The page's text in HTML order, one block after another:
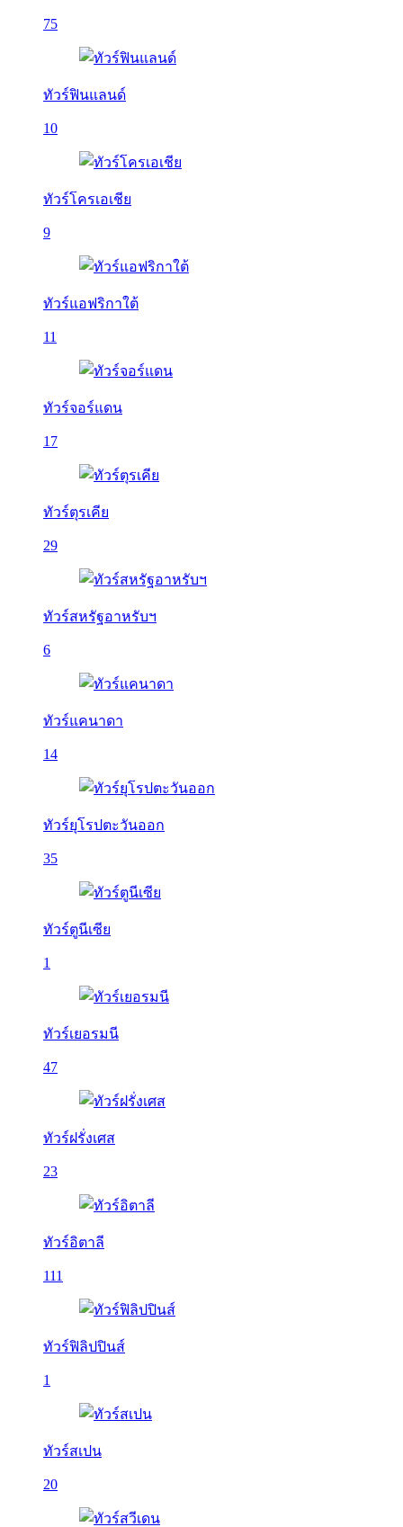
75
ทัวร์ฟินแลนด์
10
ทัวร์โครเอเชีย
9
ทัวร์แอฟริกาใต้
11
ทัวร์จอร์แดน
17
ทัวร์ตุรเคีย
29
ทัวร์สหรัฐอาหรับฯ
6
ทัวร์แคนาดา
14
ทัวร์ยุโรปตะวันออก
35
ทัวร์ตูนีเซีย
1
ทัวร์เยอรมนี
47
ทัวร์ฝรั่งเศส
23
ทัวร์อิตาลี
111
ทัวร์ฟิลิปปินส์
1
ทัวร์สเปน
20